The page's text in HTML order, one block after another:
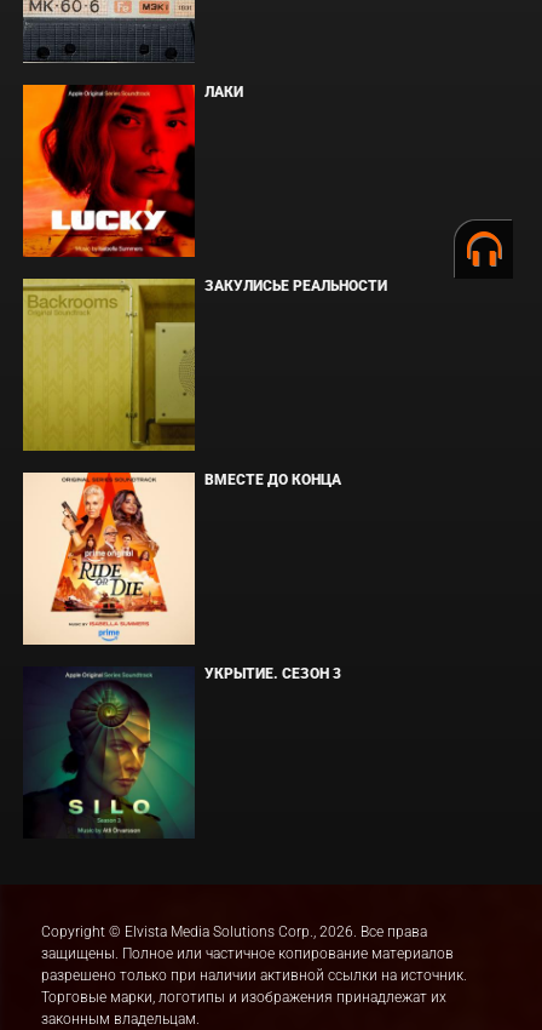
ЛАКИ
ЗАКУЛИСЬЕ РЕАЛЬНОСТИ
ВМЕСТЕ ДО КОНЦА
УКРЫТИЕ. СЕЗОН 3
Copyright © Elvista Media Solutions Corp., 2026. Все права
защищены. Полное или частичное копирование материалов
разрешено только при наличии активной ссылки на источник.
Торговые марки, логотипы и изображения принадлежат их
законным владельцам.